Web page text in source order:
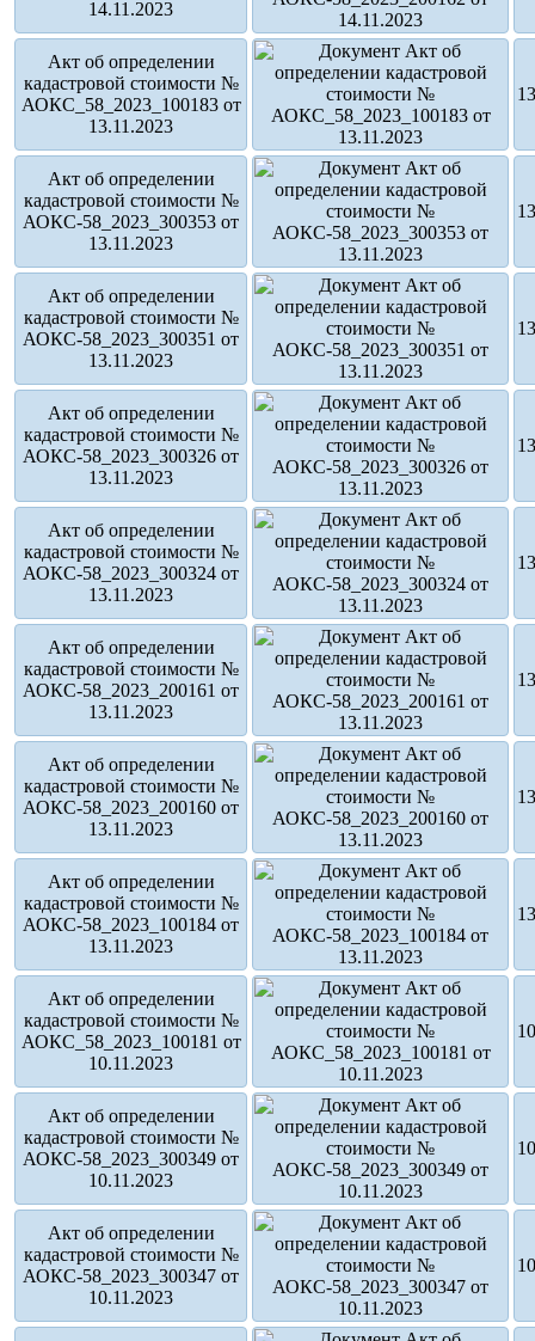
14.11.2023
Акт об определении
кадастровой стоимости №
АОКС_58_2023_100183 от
13.11.2023
Акт об определении
кадастровой стоимости №
АОКС-58_2023_300353 от
13.11.2023
Акт об определении
кадастровой стоимости №
АОКС-58_2023_300351 от
13.11.2023
Акт об определении
кадастровой стоимости №
АОКС-58_2023_300326 от
13.11.2023
Акт об определении
кадастровой стоимости №
АОКС-58_2023_300324 от
13.11.2023
Акт об определении
кадастровой стоимости №
АОКС-58_2023_200161 от
13.11.2023
Акт об определении
кадастровой стоимости №
АОКС-58_2023_200160 от
13.11.2023
Акт об определении
кадастровой стоимости №
АОКС-58_2023_100184 от
13.11.2023
Акт об определении
кадастровой стоимости №
АОКС_58_2023_100181 от
10.11.2023
Акт об определении
кадастровой стоимости №
АОКС-58_2023_300349 от
10.11.2023
Акт об определении
кадастровой стоимости №
АОКС-58_2023_300347 от
10.11.2023